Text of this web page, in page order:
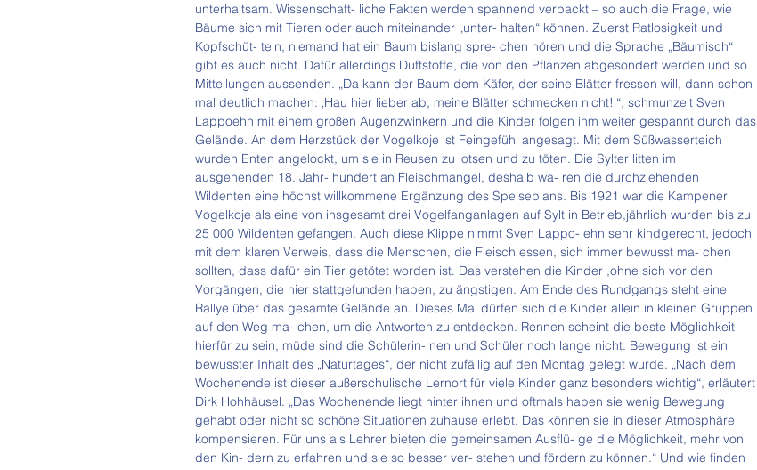
unterhaltsam. Wissenschaft- liche Fakten werden spannend verpackt – so auch die Frage, wie
Bäume sich mit Tieren oder auch miteinander „unter- halten“ können. Zuerst Ratlosigkeit und
Kopfschüt- teln, niemand hat ein Baum bislang spre- chen hören und die Sprache „Bäumisch“
gibt es auch nicht. Dafür allerdings Duftstoffe, die von den Pflanzen abgesondert werden und so
Mitteilungen aussenden. „Da kann der Baum dem Käfer, der seine Blätter fressen will, dann schon
mal deutlich machen: ‚Hau hier lieber ab, meine Blätter schmecken nicht!‘“, schmunzelt Sven
Lappoehn mit einem großen Augenzwinkern und die Kinder folgen ihm weiter gespannt durch das
Gelände. An dem Herzstück der Vogelkoje ist Feingefühl angesagt. Mit dem Süßwasserteich
wurden Enten angelockt, um sie in Reusen zu lotsen und zu töten. Die Sylter litten im
ausgehenden 18. Jahr- hundert an Fleischmangel, deshalb wa- ren die durchziehenden
Wildenten eine höchst willkommene Ergänzung des Speiseplans. Bis 1921 war die Kampener
Vogelkoje als eine von insgesamt drei Vogelfanganlagen auf Sylt in Betrieb,jährlich wurden bis zu
25 000 Wildenten gefangen. Auch diese Klippe nimmt Sven Lappo- ehn sehr kindgerecht, jedoch
mit dem klaren Verweis, dass die Menschen, die Fleisch essen, sich immer bewusst ma- chen
sollten, dass dafür ein Tier getötet worden ist. Das verstehen die Kinder ,ohne sich vor den
Vorgängen, die hier stattgefunden haben, zu ängstigen. Am Ende des Rundgangs steht eine
Rallye über das gesamte Gelände an. Dieses Mal dürfen sich die Kinder allein in kleinen Gruppen
auf den Weg ma- chen, um die Antworten zu entdecken. Rennen scheint die beste Möglichkeit
hierfür zu sein, müde sind die Schülerin- nen und Schüler noch lange nicht. Bewegung ist ein
bewusster Inhalt des „Naturtages“, der nicht zufällig auf den Montag gelegt wurde. „Nach dem
Wochenende ist dieser außerschulische Lernort für viele Kinder ganz besonders wichtig“, erläutert
Dirk Hohhäusel. „Das Wochenende liegt hinter ihnen und oftmals haben sie wenig Bewegung
gehabt oder nicht so schöne Situationen zuhause erlebt. Das können sie in dieser Atmosphäre
kompensieren. Für uns als Lehrer bieten die gemeinsamen Ausflü- ge die Möglichkeit, mehr von
den Kin- dern zu erfahren und sie so besser ver- stehen und fördern zu können.“ Und wie finden